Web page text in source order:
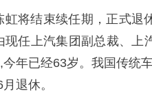
将结束续任期，正式退
任上汽集团副总裁、上
年已经63岁。我国传统
退休。